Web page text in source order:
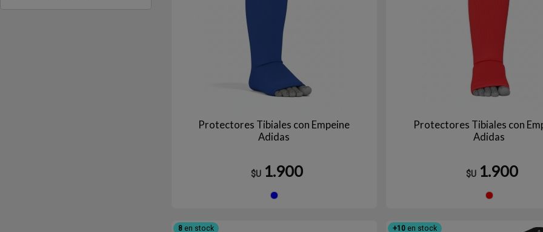
Protectores Tibiales con Empeine
Adidas
$U 1.900
Protectores Tibiales con
Adidas
$U 1.900
8en stock +10 en stock